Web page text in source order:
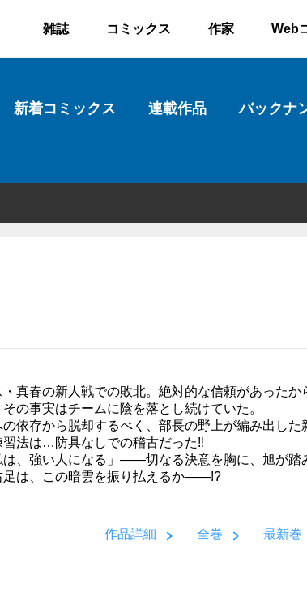
雑誌 コミックス 作家 Web
新着コミックス 連載作品 バックナ
・真春の新人戦での敗北。絶対的な信頼があったか
その事実はチームに陰を落とし続けていた。
の依存から脱却するべく、部長の野上が編み出した
習法は…防具なしでの稽古だった!!
、強い人になる」――切なる決意を胸に、旭が踏
足は、この暗雲を振り払えるか――!?
作品詳細 全巻 最新巻